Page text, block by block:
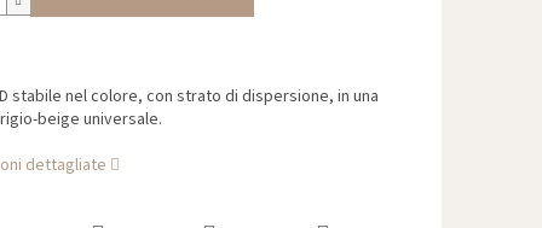
stabile nel colore, con strato di dispersione, in una
beige universale.
dettagliate